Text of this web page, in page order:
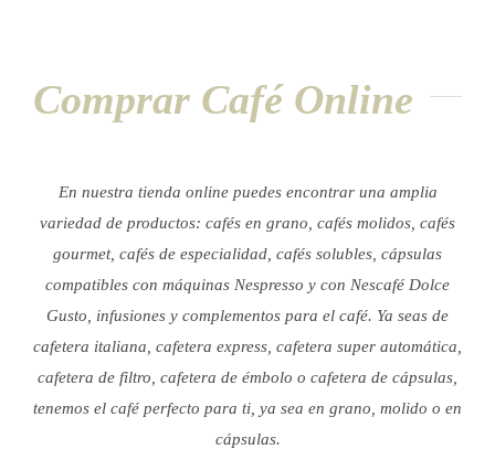
Comprar Café Online
En nuestra tienda online puedes encontrar una amplia
variedad de productos: cafés en grano, cafés molidos, cafés
gourmet, cafés de especialidad, cafés solubles, cápsulas
compatibles con máquinas Nespresso y con Nescafé Dolce
Gusto, infusiones y complementos para el café. Ya seas de
cafetera italiana, cafetera express, cafetera super automática,
cafetera de filtro, cafetera de émbolo o cafetera de cápsulas,
tenemos el café perfecto para ti, ya sea en grano, molido o en
cápsulas.